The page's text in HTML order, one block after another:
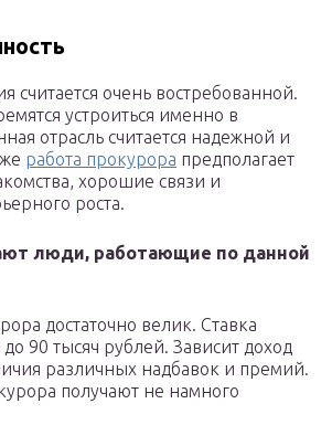
считается очень востребованной.
устроиться именно в
отрасль считается надежной и
работа прокурора предполагает
хорошие связи и
роста.
люди, работающие по данной
достаточно велик. Ставка
до 90 тысяч рублей. Зависит доход
различных надбавок и премий.
получают не намного